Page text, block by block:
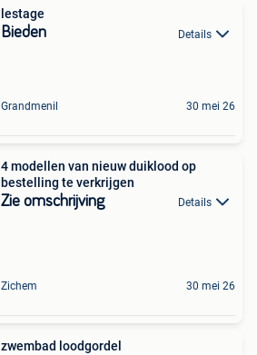
lestage
Bieden Details
Grandmenil 30 mei 26
4 modellen van nieuw duiklood op
bestelling te verkrijgen
Zie omschrijving Details
Zichem 30 mei 26
zwembad loodgordel